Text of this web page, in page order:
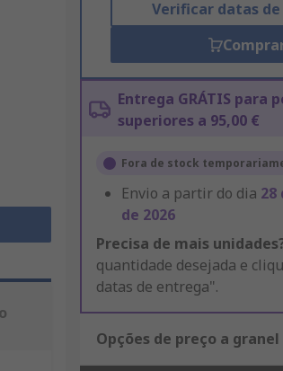
Verificar datas
Entrega GRÁTIS para
superiores a 95,00 €
Fora de stock
Envio a partir do dia 28
de 2026
Precisa de mais
quantidade desejada e
datas de entrega".
Opções de preço a granel